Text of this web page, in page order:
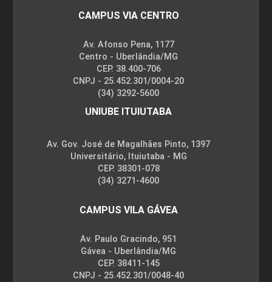
CAMPUS VIA CENTRO
Av. Afonso Pena, 1177
Centro - Uberlândia/MG
CEP. 38.400-706
CNPJ - 25.452.301/0004-20
(34) 3292-5600
UNIUBE ITUIUTABA
Av. Gov. José de Magalhães Pinto, 1397
Universitário, Ituiutaba - MG
CEP. 38301-078
(34) 3271-4600
CAMPUS VILA GÁVEA
Av. Paulo Gracindo, 951
Gávea - Uberlândia/MG
CEP. 38411-145
CNPJ - 25.452.301/0048-40